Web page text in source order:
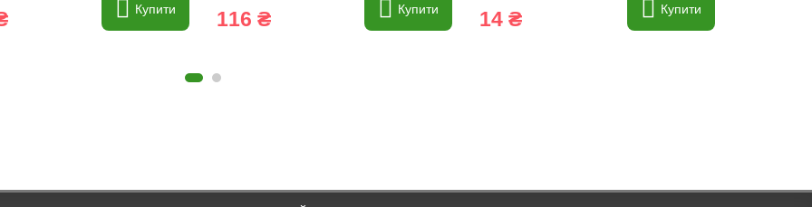
Купити 116 ₴ Купити 14 ₴ Купити